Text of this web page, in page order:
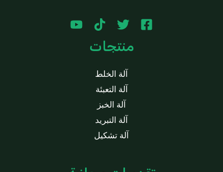
منتجات
آلة الخلط
آلة التعبئة
آلة الخبز
آلة التبريد
آلة تشكيل